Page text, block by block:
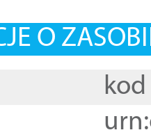
O
kod